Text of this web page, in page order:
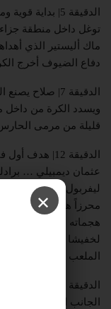
الدقيقة 5|
توغل داخل منطقة
ماك أليستير الذي
دفاع الضيوف أخرج
الدقيقة 7|
ويسدد الكرة من داخل
قليلة من مرمى الحارس
الدقيقة 12|
عثمان ديمبيلي …
ليفربول أخطأ مدافع
هجماته الخطيرة جداً
لخفيشا
الملعب وسط ذهول
الدقيقة 41 |
الجانب الأيمن وأطلق
✕